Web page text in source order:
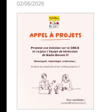
02/06/2026